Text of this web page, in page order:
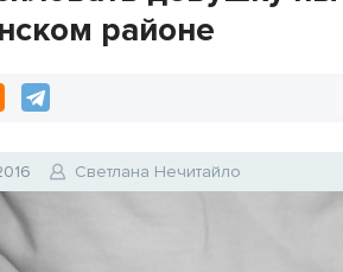
районе
Светлана Нечитайло